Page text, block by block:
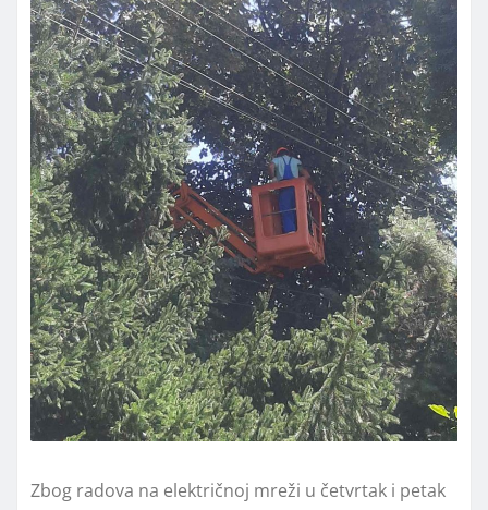
Zbog radova na električnoj mreži u četvrtak i petak